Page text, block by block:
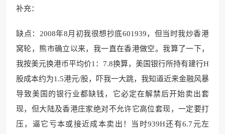
补充：
缺点：2008年8月初我很想抄底601939， 但当时我炒香港
窝轮，熊市确立以来，我一直在香港做空。我算了一下，
我按美元换港币平均价1：7.8换算，美国银行所持有建行H
股成本约为1.5港元/股，吓我一大跳，我知道近来金融风暴
导致美国的银行业都缺钱，它必定在解禁后开始卖出套
现，但大陆及香港庄家绝对不允许它高位套现，一定要打
压，逼它亏本或接近成本卖出！当时939H还有6.7元左